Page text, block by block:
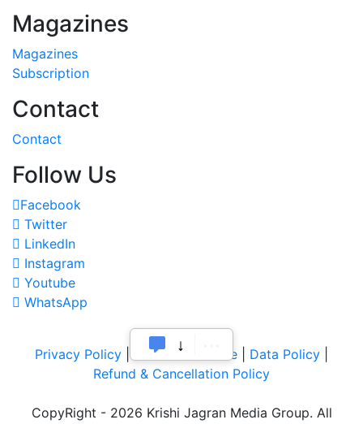
Magazines
Magazines
Subscription
Contact
Contact
Follow Us
Facebook
Twitter
LinkedIn
Instagram
Youtube
WhatsApp
Privacy Policy | Terms of Service Data Policy
Refund & Cancellation Policy
CopyRight - 2026 Krishi Jagran Media Group. All